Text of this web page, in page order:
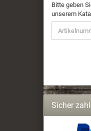
Bitte geben
unserem
Sicher